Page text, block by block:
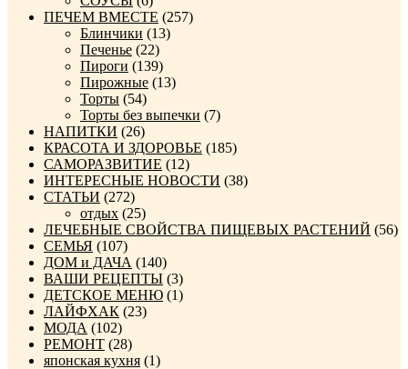
ПЕЧЕМ ВМЕСТЕ (257)
Блинчики (13)
Печенье (22)
Пироги (139)
Пирожные (13)
Торты (54)
Торты без выпечки (7)
НАПИТКИ (26)
КРАСОТА И ЗДОРОВЬЕ (185)
САМОРАЗВИТИЕ (12)
ИНТЕРЕСНЫЕ НОВОСТИ (38)
СТАТЬИ (272)
отдых (25)
ЛЕЧЕБНЫЕ СВОЙСТВА ПИЩЕВЫХ РАСТЕНИЙ (56)
СЕМЬЯ (107)
ДОМ и ДАЧА (140)
ВАШИ РЕЦЕПТЫ (3)
ДЕТСКОЕ МЕНЮ (1)
ЛАЙФХАК (23)
МОДА (102)
РЕМОНТ (28)
японская кухня (1)